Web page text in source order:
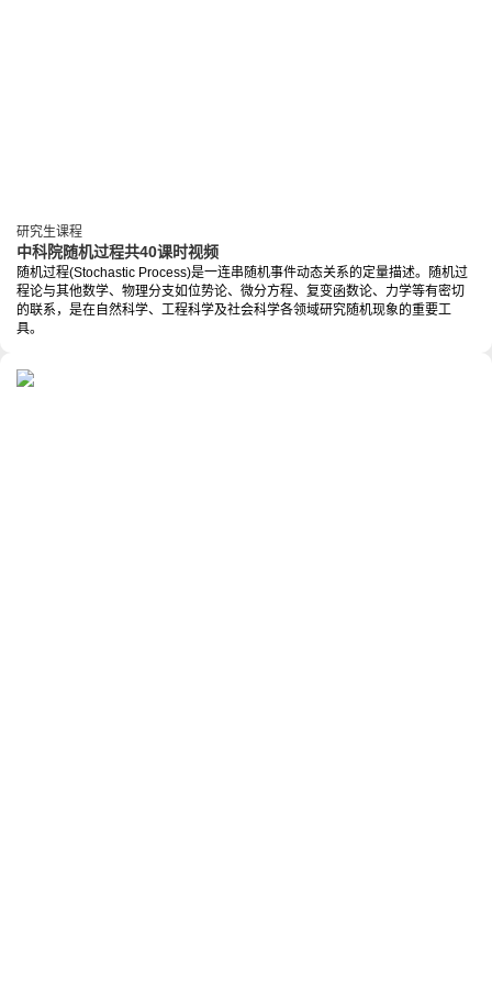
研究生课程
中科院随机过程共40课时视频
随机过程(Stochastic Process)是一连串随机事件动态关系的定量描述。随机过
程论与其他数学、物理分支如位势论、微分方程、复变函数论、力学等有密切
的联系，是在自然科学、工程科学及社会科学各领域研究随机现象的重要工
具。